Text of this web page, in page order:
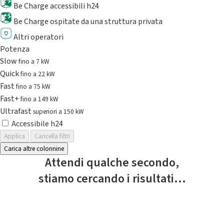
Be Charge accessibili h24
Be Charge ospitate da una struttura privata
Altri operatori
Potenza
Slowfino a 7 kW
Quickfino a 22 kW
Fastfino a 75 kW
Fast+fino a 149 kW
Ultrafast superiori a 150 kW
Accessibile h24
Applica
Cancella filtri
Carica altre colonnine
Attendi qualche secondo,
stiamo cercando i risultati...